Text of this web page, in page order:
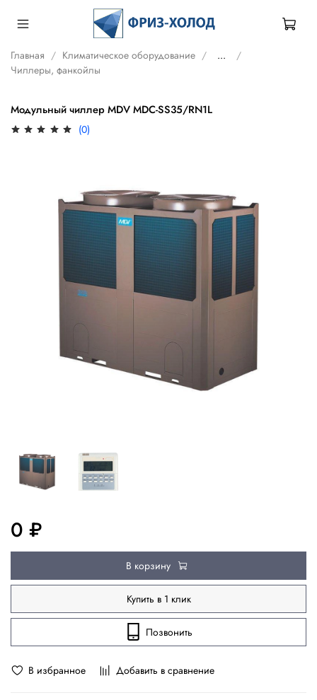
Главная Климатическое оборудование
...
Чиллеры, фанкойлы
Модульный чиллер MDV MDC-SS35/RN1L
(0)
В избранное Добавить в сравнение
0 ₽
В корзину
Купить в 1 клик
Позвонить